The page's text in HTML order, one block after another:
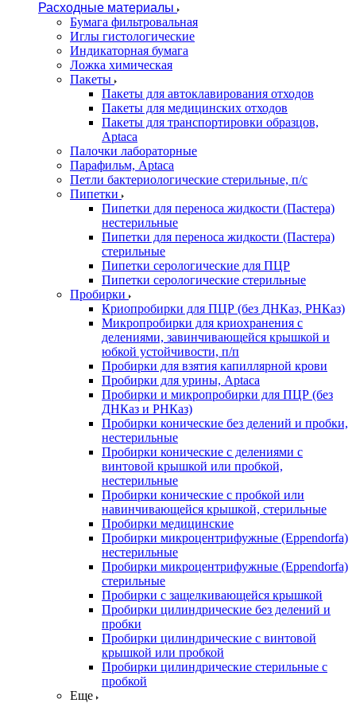
Расходные материалы
Бумага фильтровальная
Иглы гистологические
Индикаторная бумага
Ложка химическая
Пакеты
Пакеты для автоклавирования отходов
Пакеты для медицинских отходов
Пакеты для транспортировки образцов,
Aptaca
Палочки лабораторные
Парафильм, Aptaca
Петли бактериологические стерильные, п/с
Пипетки
Пипетки для переноса жидкости (Пастера)
нестерильные
Пипетки для переноса жидкости (Пастера)
стерильные
Пипетки серологические для ПЦР
Пипетки серологические стерильные
Пробирки
Криопробирки для ПЦР (без ДНКаз, РНКаз)
Микропробирки для криохранения с
делениями, завинчивающейся крышкой и
юбкой устойчивости, п/п
Пробирки для взятия капиллярной крови
Пробирки для урины, Aptaca
Пробирки и микропробирки для ПЦР (без
ДНКаз и РНКаз)
Пробирки конические без делений и пробки,
нестерильные
Пробирки конические с делениями с
винтовой крышкой или пробкой,
нестерильные
Пробирки конические с пробкой или
навинчивающейся крышкой, стерильные
Пробирки медицинские
Пробирки микроцентрифужные (Eppendorfа)
нестерильные
Пробирки микроцентрифужные (Eppendorfа)
стерильные
Пробирки с защелкивающейся крышкой
Пробирки цилиндрические без делений и
пробки
Пробирки цилиндрические с винтовой
крышкой или пробкой
Пробирки цилиндрические стерильные с
пробкой
Еще